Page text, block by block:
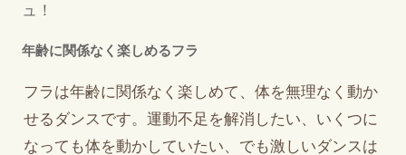
ュ！
年齢に関係なく楽しめるフラ
フラは年齢に関係なく楽しめて、体を無理なく動か
せるダンスです。運動不足を解消したい、いくつに
なっても体を動かしていたい、でも激しいダンスは